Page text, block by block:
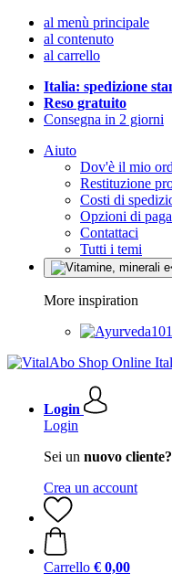
al menù principale
al contenuto
al carrello
Italia: spedizione
Reso gratuito
Consegna in 2 giorni
Aiuto
Dov'è il mio
Restituzione
Costi di
Opzioni di
Contattaci
Tutti i temi
More inspiration
Login
Login
Sei un nuovo cliente?
Crea un account
Carrello € 0,00